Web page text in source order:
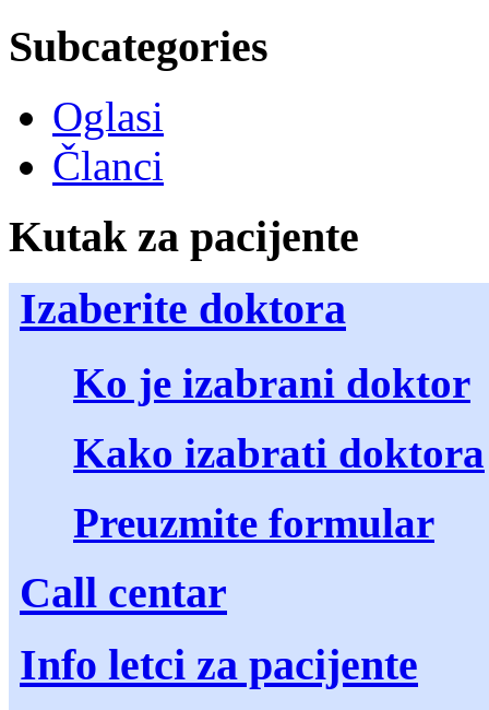
Subcategories
Oglasi
Članci
Kutak za pacijente
Izaberite doktora
Ko je izabrani doktor
Kako izabrati doktora
Preuzmite formular
Call centar
Info letci za pacijente